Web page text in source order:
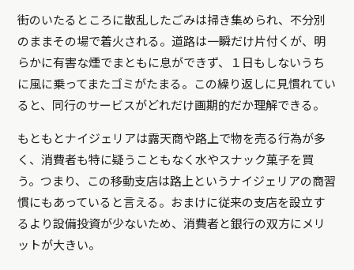
街のいたるところに散乱したごみは掃き集められ、不分別
のままその場で着火される。道路は一瞬だけ片付くが、明
らかに有害な煙でまともに息ができず、１日もしないうち
に風に乗ってまたゴミがたまる。この繰り返しに見慣れてい
ると、同行のサービスがどれだけ画期的だか理解できる。
もともとナイジェリアは露天商や路上で物を売る行為が多
く、消費者も特に疑うこともなく水やスナック菓子を買
う。つまり、この移動支店は路上というナイジェリアの商習
慣にもあっていると言える。おまけに従来の支店を設立す
るより設備投資が少ないため、消費者と銀行の双方にメリ
ットが大きい。